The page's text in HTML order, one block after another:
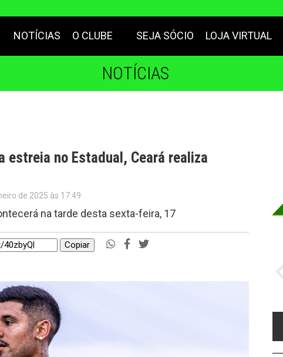
NOTÍCIAS O CLUBE SEJA SÓCIO LOJA VIRTUAL
NOTÍCIAS
estreia no Estadual, Ceará realiza
de 2025 às 17:49
na tarde desta sexta-feira, 17
Copiar